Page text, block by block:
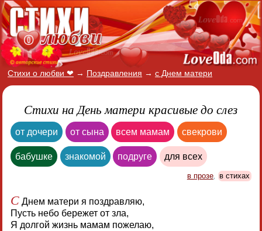
Стихи о любви ❤ → Поздравления → с Днем матери
Стихи на День матери красивые до слез
от дочери от сына всем мамам свекрови
бабушке знакомой подруге для всех
в прозе, в стихах
СДнем матери я поздравляю,
Пусть небо бережет от зла,
Я долгой жизнь мамам пожелаю,